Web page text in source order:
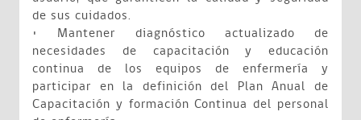
de sus cuidados.
• Mantener diagnóstico actualizado de
necesidades de capacitación y educación
continua de los equipos de enfermería y
participar en la definición del Plan Anual de
Capacitación y formación Continua del personal